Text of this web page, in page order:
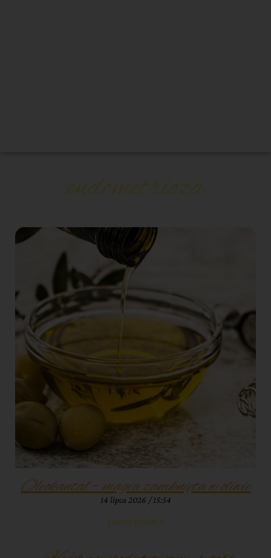
endometrioza
Oleokantal – magia zamknięta w oliwie
14 lipca 2026 15:54
Czytaj więcej »